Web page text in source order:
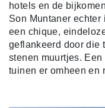
hotels en de
Son Muntaner
een chique,
geflankeerd door die
stenen muurtjes.
tuinen er omheen en